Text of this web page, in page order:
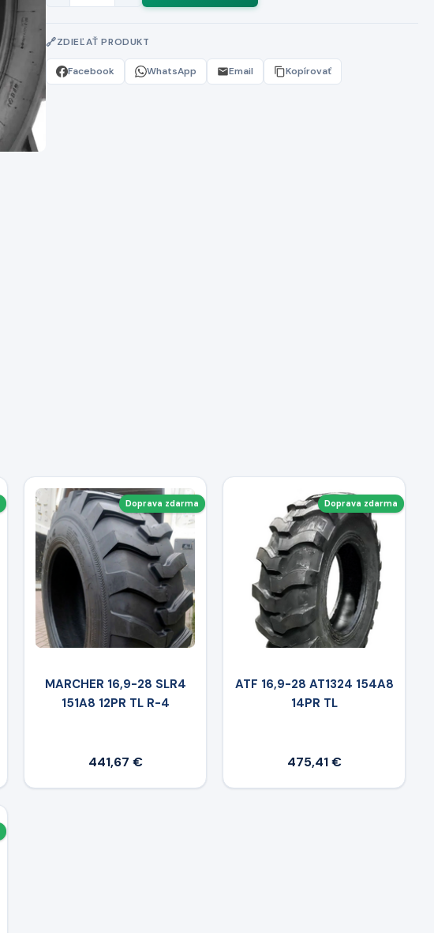
ZDIEĽAŤ PRODUKT
Facebook WhatsApp Email Kopírovať
Doprava zdarma
MARCHER 16,9-28 SLR4
151A8 12PR TL R-4
441,67 €
Doprava zdarma
ATF 16,9-28 AT1324 154A8
14PR TL
475,41 €